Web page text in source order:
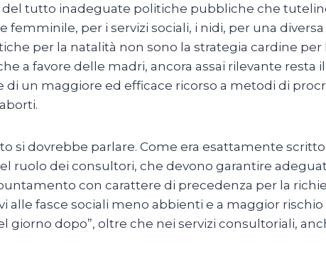
tutto inadeguate politiche pubbliche che
femminile, per i servizi sociali, i nidi, per una
per la natalità non sono la strategia cardine
a favore delle madri, ancora assai rilevante resta
di un maggiore ed efficace ricorso a metodi di
si dovrebbe parlare. Come era esattamente
ruolo dei consultori, che devono garantire
con carattere di precedenza per la
fasce sociali meno abbienti e a maggior
giorno dopo”, oltre che nei servizi consultoriali,